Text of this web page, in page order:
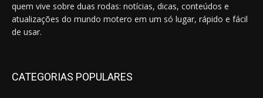
quem vive sobre duas rodas: notícias, dicas, conteúdos e
atualizações do mundo motero em um só lugar, rápido e fácil
de usar.
CATEGORIAS POPULARES